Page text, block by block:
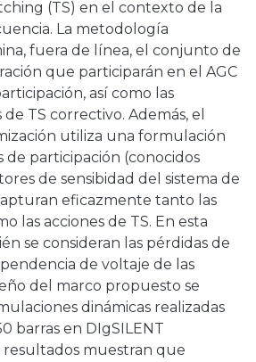
(TS) en el contexto de la
La metodología
fuera de línea, el conjunto de
que participarán en el AGC
así como las
TS correctivo. Además, el
utiliza una formulación
de participación (conocidos
de sensibidad del sistema de
eficazmente tanto las
las acciones de TS. En esta
se consideran las pérdidas de
de voltaje de las
del marco propuesto se
dinámicas realizadas
barras en DIgSILENT
resultados muestran que